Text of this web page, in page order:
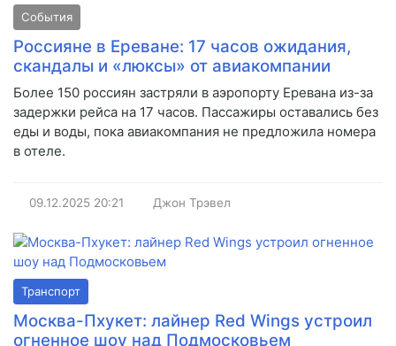
События
Россияне в Ереване: 17 часов ожидания,
скандалы и «люксы» от авиакомпании
Более 150 россиян застряли в аэропорту Еревана из-за
задержки рейса на 17 часов. Пассажиры оставались без
еды и воды, пока авиакомпания не предложила номера
в отеле.
09.12.2025 20:21 Джон Трэвел
Транспорт
Москва-Пхукет: лайнер Red Wings устроил
огненное шоу над Подмосковьем